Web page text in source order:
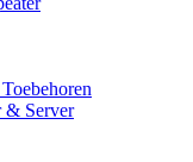
& Server